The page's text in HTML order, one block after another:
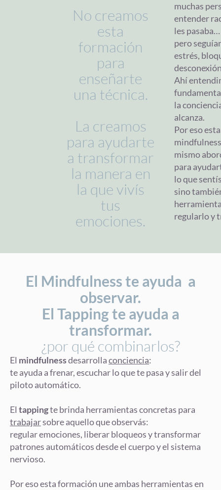
No creamos
esta
formación
para
enseñarte
una técnica.
La creamos
para ayudarte
a transformar
la manera en
la que vivís
tus
emociones.
muchas
entender
les pasaba…
pero
estrés,
Ahí
la
alcanza.
Por eso
mismo
para
lo que
sino
regularlo y
El Mindfulness te ayuda a
observar.
El Tapping te ayuda a
transformar.
¿por qué combinarlos?
El mindfulnessdesarrollaconciencia:
te ayuda a frenar, escuchar lo que te pasa y salir del
piloto automático.
El tappingte brinda herramientas concretas para
trabajarsobre aquello que observás:
regular emociones, liberar bloqueos y transformar
patrones automáticos desde el cuerpo y el sistema
nervioso.
Por eso esta formación une ambas herramientas en